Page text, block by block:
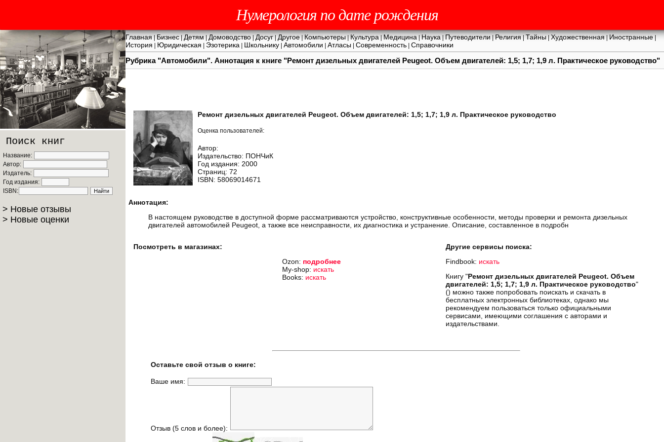
Нумерология по дате рождения
Главная|Бизнес|Детям|Домоводство|Досуг|Другое|Компьютеры|Культура|Медицина|Наука|Путеводители|Религия|Тайны|Художественная|Иностранные|
История Юридическая Эзотерика Школьнику Автомобили Атласы Современность Справочники
Рубрика "Автомобили". Аннотация к книге "Ремонт дизельных двигателей Peugeot. Объем двигателей: 1,5; 1,7; 1,9 л. Практическое руководство"
Поиск книг
Название:
Автор:
Издатель:
Год издания:
ISBN:
> Новые отзывы
> Новые оценки
Ремонт дизельных двигателей Peugeot. Объем двигателей: 1,5; 1,7; 1,9 л. Практическое руководство
Оценка пользователей:
Автор:
Издательство: ПОНЧиК
Год издания: 2000
Страниц: 72
ISBN: 58069014671
Аннотация:
В настоящем руководстве в доступной форме рассматриваются устройство, конструктивные особенности, методы проверки и ремонта дизельных
двигателей автомобилей Peugeot, а также все неисправности, их диагностика и устранение. Описание, составленное в подробн
Посмотреть в магазинах:
Ozon: подробнее
My-shop: искать
Books: искать
Другие сервисы поиска:
Findbook: искать
Книгу "Ремонт дизельных двигателей Peugeot. Объем
двигателей: 1,5; 1,7; 1,9 л. Практическое руководство"
() можно также попробовать поискать и скачать в
бесплатных электронных библиотеках, однако мы
рекомендуем пользоваться только официальными
сервисами, имеющими соглашения с авторами и
издательствами.
Оставьте свой отзыв о книге:
Ваше имя:
Отзыв (5 слов и более):